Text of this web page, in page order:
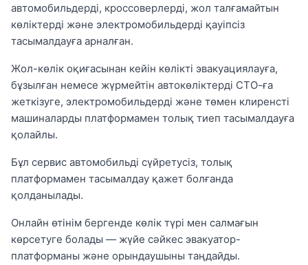
автомобильдерді, кроссоверлерді, жол талғамайтын
көліктерді және электромобильдерді қауіпсіз
тасымалдауға арналған.
Жол-көлік оқиғасынан кейін көлікті эвакуациялауға,
бұзылған немесе жүрмейтін автокөліктерді СТО-ға
жеткізуге, электромобильдерді және төмен клиренсті
машиналарды платформамен толық тиеп тасымалдауға
қолайлы.
Бұл сервис автомобильді сүйретусіз, толық
платформамен тасымалдау қажет болғанда
қолданылады.
Онлайн өтінім бергенде көлік түрі мен салмағын
көрсетуге болады — жүйе сәйкес эвакуатор-
платформаны және орындаушыны таңдайды.